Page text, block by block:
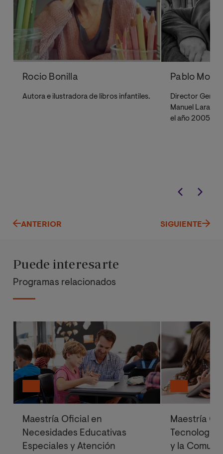
Rocio Bonilla
Autora e ilustradora de libros infantiles.
Pablo
Director
Manuel Lara,
el año 2005.
ANTERIOR SIGUIENTE
Puede interesarte
Programas relacionados
Maestría Oficial en
Necesidades Educativas
Especiales y Atención
Maestría
y la